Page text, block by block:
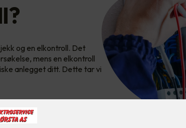
og en elkontroll. Det
mens en elkontroll
anlegget ditt. Dette tar vi